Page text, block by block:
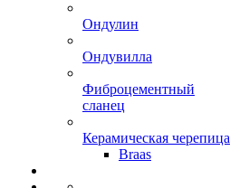
Ондулин
Ондувилла
Фиброцементный
сланец
Керамическая черепица
Braas